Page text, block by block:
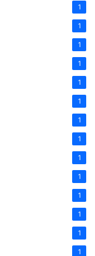
1
1
1
1
1
1
1
1
1
1
1
1
1
1